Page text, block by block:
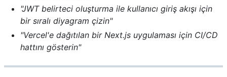
"JWT belirteci oluşturma ile kullanıcı giriş akışı için
bir sıralı diyagram çizin"
"Vercel'e dağıtılan bir Next.js uygulaması için CI/CD
hattını gösterin"